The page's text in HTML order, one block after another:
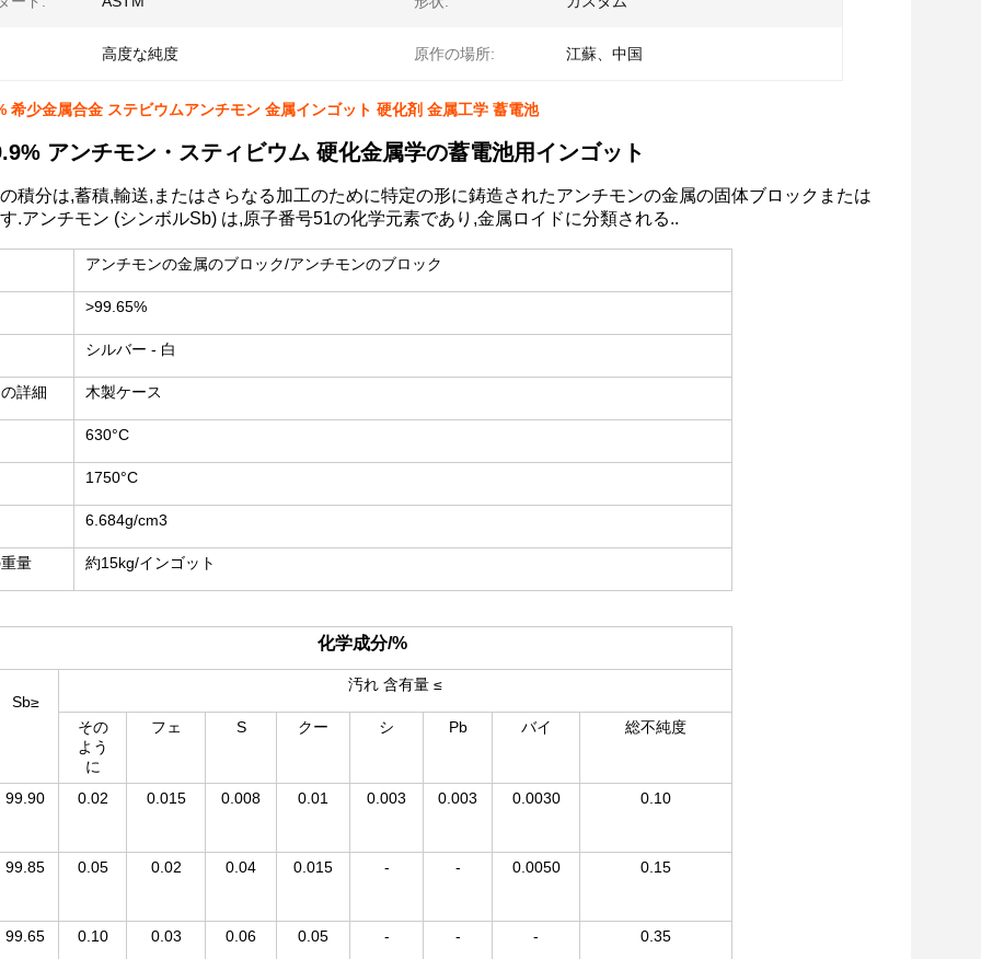
高度な純度 原作の場所: 江蘇、中国
希少金属合金 ステビウムアンチモン 金属インゴット 硬化剤 金属工学 蓄電池
アンチモン・スティビウム 硬化金属学の蓄電池用インゴット
積分は,蓄積,輸送,またはさらなる加工のために特定の形に鋳造されたアンチモンの金属の固体ブロックまたは
.アンチモン (シンボルSb) は,原子番号51の化学元素であり,金属ロイドに分類される..
アンチモンの金属のブロック/アンチモンのブロック
>99.65%
シルバー - 白
詳細 木製ケース
630°C
1750°C
6.684g/cm3
量 約15kg/インゴット
化学成分/%
Sb≥
汚れ 含有量 ≤
その
よう
に
フェ S クー シ Pb バイ 総不純度
99.90 0.02 0.015 0.008 0.01 0.003 0.003 0.0030 0.10
99.85 0.05 0.02 0.04 0.015 - - 0.0050 0.15
99.65 0.10 0.03 0.06 0.05 - - - 0.35